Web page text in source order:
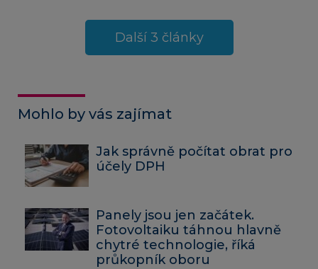
Další 3 články
Mohlo by vás zajímat
Jak správně počítat obrat pro
účely DPH
Panely jsou jen začátek.
Fotovoltaiku táhnou hlavně
chytré technologie, říká
průkopník oboru